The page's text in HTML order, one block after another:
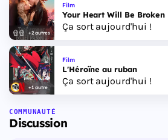
+2 autres
Film
Your Heart Will Be Broken
Ça sort aujourd'hui !
+1 autre
Film
L'Héroïne au ruban
Ça sort aujourd'hui !
COMMUNAUTÉ
Discussion